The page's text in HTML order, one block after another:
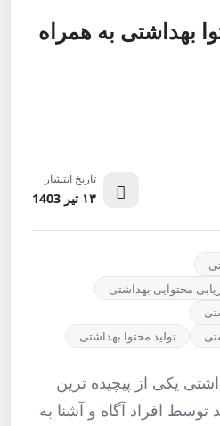
بهداشتی به همراه
تاریخ انتشار
۱۳ تیر 1403
محتوایی بهداشتی
تولید محتوا بهداشتی
یکی از پیچیده ترین
توسط افراد آگاه و آشنا به